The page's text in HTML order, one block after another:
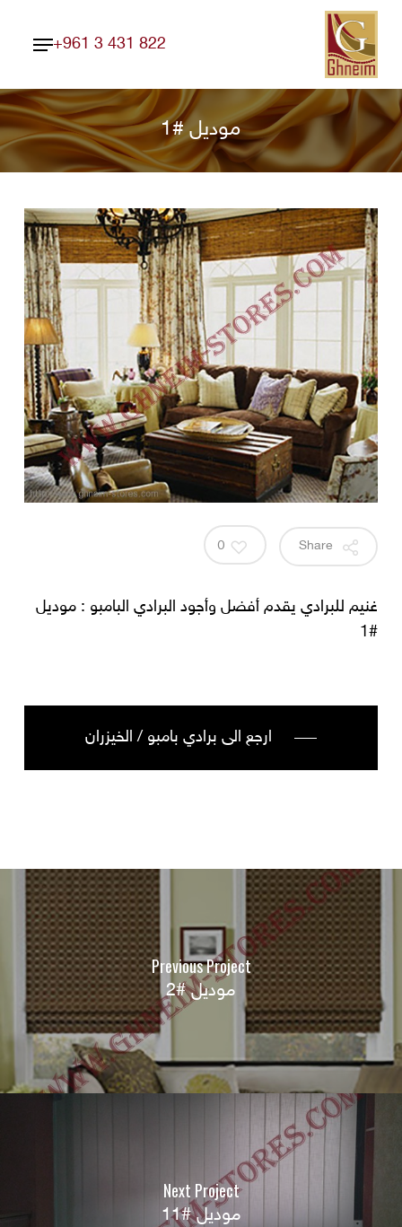
Skip
main
content
+961 3 431 822
Menu
موديل #1
0
غنيم للبرادي يقدم أفضل وأجود البرادي البامبو : موديل
#1
ارجع الى برادي بامبو / الخيزران
Previous Project
موديل #2
Next Project
موديل #11
Close
Menu